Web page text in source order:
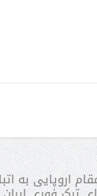
اروپایی به